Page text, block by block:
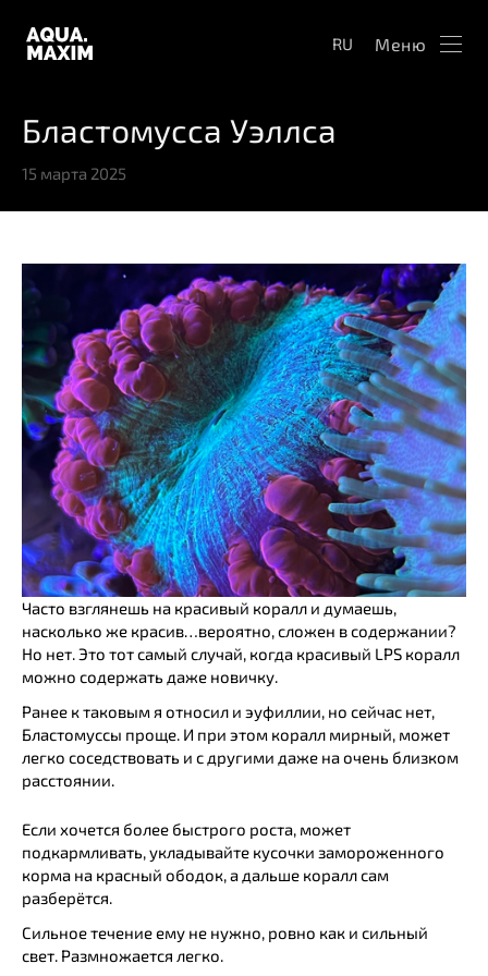
RU Меню
Бластомусса Уэллса
15 марта 2025
Часто взглянешь на красивый коралл и думаешь,
насколько же красив…вероятно, сложен в содержании?
Но нет. Это тот самый случай, когда красивый LPS коралл
можно содержать даже новичку.
Ранее к таковым я относил и эуфиллии, но сейчас нет,
Бластомуссы проще. И при этом коралл мирный, может
легко соседствовать и с другими даже на очень близком
расстоянии.
Если хочется более быстрого роста, может
подкармливать, укладывайте кусочки замороженного
корма на красный ободок, а дальше коралл сам
разберётся.
Сильное течение ему не нужно, ровно как и сильный
свет. Размножается легко.